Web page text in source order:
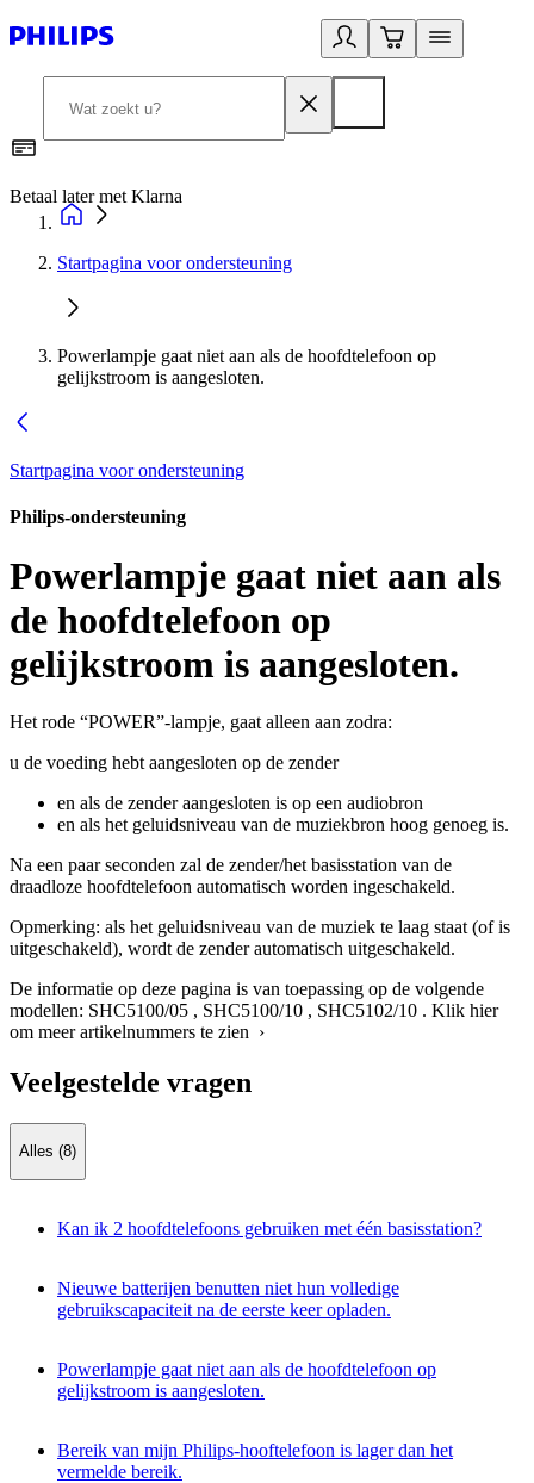
Betaal later met Klarna
Startpagina voor ondersteuning
Powerlampje gaat niet aan als de hoofdtelefoon op
gelijkstroom is aangesloten.
Startpagina voor ondersteuning
Philips-ondersteuning
Powerlampje gaat niet aan als
de hoofdtelefoon op
gelijkstroom is aangesloten.
Het rode “POWER”-lampje, gaat alleen aan zodra:
u de voeding hebt aangesloten op de zender
en als de zender aangesloten is op een audiobron
en als het geluidsniveau van de muziekbron hoog genoeg is.
Na een paar seconden zal de zender/het basisstation van de
draadloze hoofdtelefoon automatisch worden ingeschakeld.
Opmerking: als het geluidsniveau van de muziek te laag staat (of is
uitgeschakeld), wordt de zender automatisch uitgeschakeld.
De informatie op deze pagina is van toepassing op de volgende
modellen: SHC5100/05 , SHC5100/10 , SHC5102/10 . Klik hier
om meer artikelnummers te zien ›
Veelgestelde vragen
Alles (8)
Kan ik 2 hoofdtelefoons gebruiken met één basisstation?
Nieuwe batterijen benutten niet hun volledige
gebruikscapaciteit na de eerste keer opladen.
Powerlampje gaat niet aan als de hoofdtelefoon op
gelijkstroom is aangesloten.
Bereik van mijn Philips-hooftelefoon is lager dan het
vermelde bereik.